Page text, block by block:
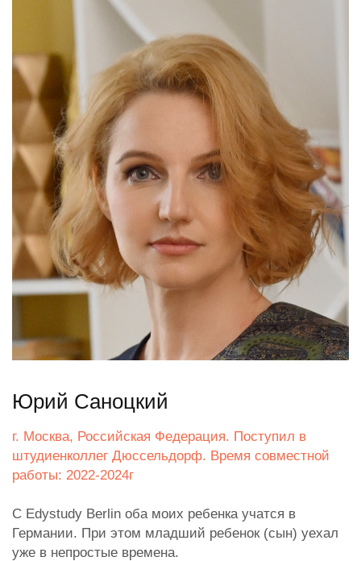
Юрий Саноцкий
г. Москва, Российская Федерация. Поступил в
штудиенколлег Дюссельдорф. Время совместной
работы: 2022-2024г
С Edystudy Berlin оба моих ребенка учатся в
Германии. При этом младший ребенок (сын) уехал
уже в непростые времена.